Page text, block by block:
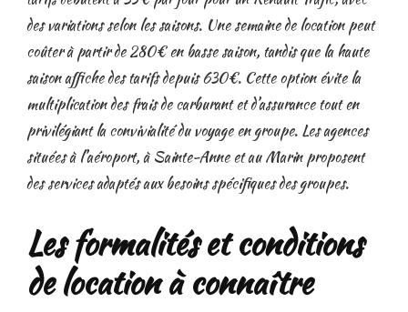
des variations selon les saisons. Une semaine de location peut
coûter à partir de 280€ en basse saison, tandis que la haute
saison affiche des tarifs depuis 630€. Cette option évite la
multiplication des frais de carburant et d’assurance tout en
privilégiant la convivialité du voyage en groupe. Les agences
situées à l’aéroport, à Sainte-Anne et au Marin proposent
des services adaptés aux besoins spécifiques des groupes.
Les formalités et conditions
de location à connaître